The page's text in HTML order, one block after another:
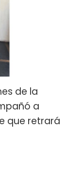
de la
a
que retrará